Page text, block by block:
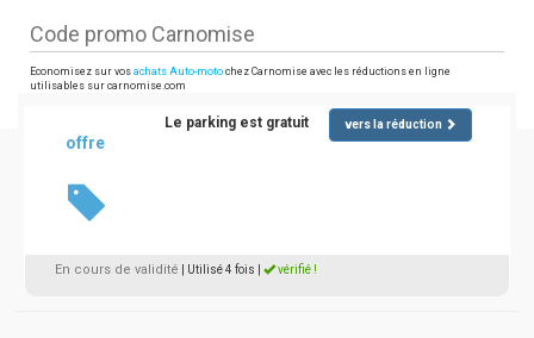
Code promo Carnomise
Economisez sur vos achats Auto-moto chez Carnomise avec les réductions en ligne
utilisables sur carnomise.com
offre
Le parking est gratuit vers la réduction
En cours de validité | Utilisé 4 fois vérifié !